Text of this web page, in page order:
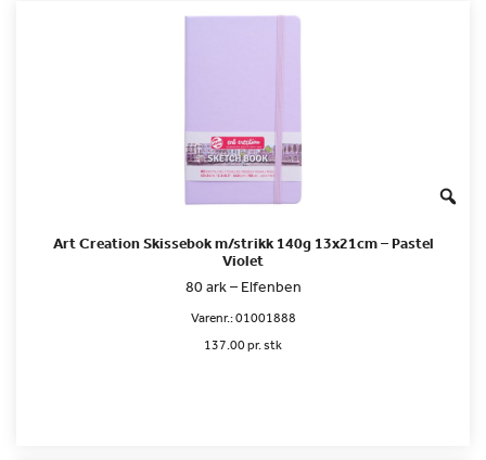
Art Creation Skissebok m/strikk 140g 13x21cm – Pastel
Violet
80 ark – Elfenben
Varenr.:01001888
137.00 pr. stk